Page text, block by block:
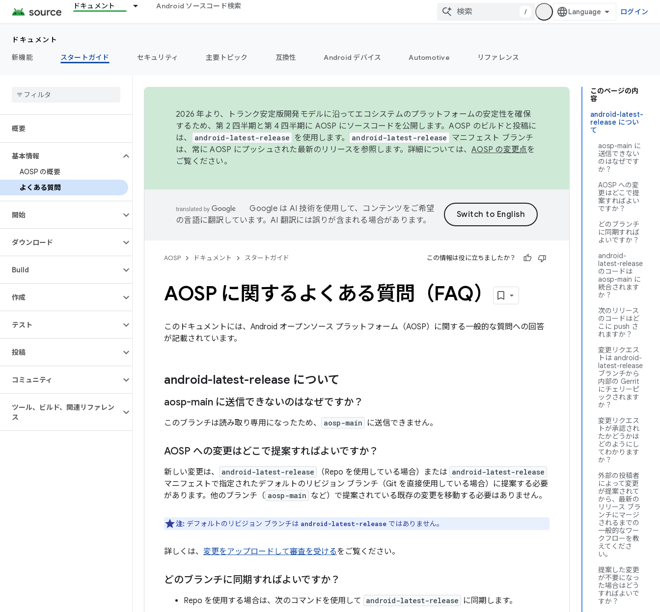
ドキュメント Android ソースコード検索
/ ログイン
ドキュメント
新機能
スタートガイド セキュリティ 主要トピック 互換性 Android デバイス Automotive リファレンス
概要
基本情報
AOSP の概要
よくある質問
開始
ダウンロード
Build
作成
テスト
投稿
コミュニティ
ツール、ビルド、関連リファレン
ス
このページの内
容
android-latest-
release につい
て
aosp-main に
送信できない
のはなぜです
か？
AOSP への変
更はどこで提
案すればよい
ですか？
どのブランチ
に同期すれば
よいですか？
android-
latest-release
のコードは
aosp-main に
統合されます
か？
次のリリース
のコードはど
こに push さ
れますか？
変更リクエス
トは android-
latest-release
ブランチから
内部の Gerrit
にチェリーピ
ックされます
か？
変更リクエス
トが承認され
たかどうかは
どのようにし
てわかります
か？
外部の投稿者
によって変更
が提案されて
から、最新の
リリース ブラ
ンチにマージ
されるまでの
一般的なワー
クフローを教
えてくださ
い。
提案した変更
が不要になっ
た場合はどう
すればよいで
すか？
2026 年より、トランク安定版開発モデルに沿ってエコシステムのプラットフォームの安定性を確保
するため、第 2 四半期と第 4 四半期に AOSP にソースコードを公開します。AOSP のビルドと投稿に
は、
android-latest-release を使用します。 android-latest-release
マニフェスト ブランチ
は、常に AOSP にプッシュされた最新のリリースを参照します。詳細については、 AOSP の変更点を
ご覧ください。
Google は AI 技術を使用して、コンテンツをご希望
の言語に翻訳しています。AI 翻訳には誤りが含まれる場合があります。
AOSP ドキュメント スタートガイド この情報は役に立ちましたか？
AOSP に関するよくある質問（FAQ）
このドキュメントには、Android オープンソース プラットフォーム（AOSP）に関する一般的な質問への回答
が記載されています。
android-latest-release について
aosp-main に送信できないのはなぜですか？
このブランチは読み取り専用になったため、 aosp-main に送信できません。
AOSP への変更はどこで提案すればよいですか？
新しい変更は、 android-latest-release （Repo を使用している場合）または android-latest-release
マニフェストで指定されたデフォルトのリビジョン ブランチ（Git を直接使用している場合）に提案する必要
があります。他のブランチ（ aosp-main など）で提案されている既存の変更を移動する必要はありません。
注: デフォルトのリビジョン ブランチは android-latest-release ではありません。
詳しくは、 変更をアップロードして審査を受けるをご覧ください。
どのブランチに同期すればよいですか？
Repo を使用する場合は、次のコマンドを使用して android-latest-release に同期します。